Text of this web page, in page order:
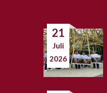
21
Juli
2026